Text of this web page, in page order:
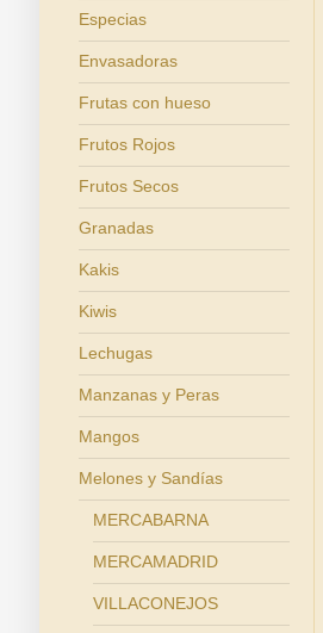
Especias
Envasadoras
Frutas con hueso
Frutos Rojos
Frutos Secos
Granadas
Kakis
Kiwis
Lechugas
Manzanas y Peras
Mangos
Melones y Sandías
MERCABARNA
MERCAMADRID
VILLACONEJOS